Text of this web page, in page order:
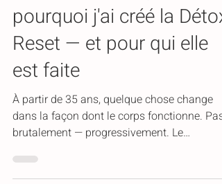
Reset métabolique :
pourquoi j'ai créé la Détox
Reset — et pour qui elle
est faite
À partir de 35 ans, quelque chose change
dans la façon dont le corps fonctionne. Pas
brutalement — progressivement. Le
microbiote se déséquilibre. L'intestin devient